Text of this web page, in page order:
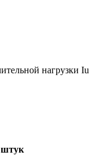
нагрузки Iu
штук